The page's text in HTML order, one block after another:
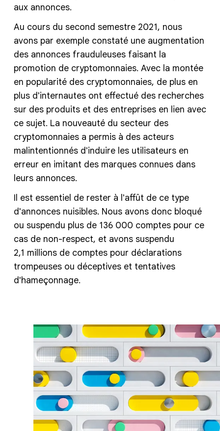
aux annonces.
Au cours du second semestre 2021, nous
avons par exemple constaté une augmentation
des annonces frauduleuses faisant la
promotion de cryptomonnaies. Avec la montée
en popularité des cryptomonnaies, de plus en
plus d'internautes ont effectué des recherches
sur des produits et des entreprises en lien avec
ce sujet. La nouveauté du secteur des
cryptomonnaies a permis à des acteurs
malintentionnés d'induire les utilisateurs en
erreur en imitant des marques connues dans
leurs annonces.
Il est essentiel de rester à l'affût de ce type
d'annonces nuisibles. Nous avons donc bloqué
ou suspendu plus de 136 000 comptes pour ce
cas de non-respect, et avons suspendu
2,1 millions de comptes pour déclarations
trompeuses ou déceptives et tentatives
d'hameçonnage.